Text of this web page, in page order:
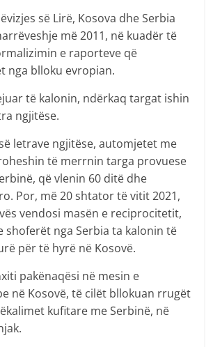
së Lirë, Kosova dhe Serbia
më 2011, në kuadër të
e raporteve që
nga blloku evropian.
të kalonin, ndërkaq targat ishin
ngjitëse.
letrave ngjitëse, automjetet me
të merrnin targa provuese
që vlenin 60 ditë dhe
Por, më 20 shtator të vitit 2021,
vendosi masën e reciprocitetit,
shoferët nga Serbia ta kalonin të
për të hyrë në Kosovë.
pakënaqësi në mesin e
në Kosovë, të cilët bllokuan rrugët
kufitare me Serbinë, në